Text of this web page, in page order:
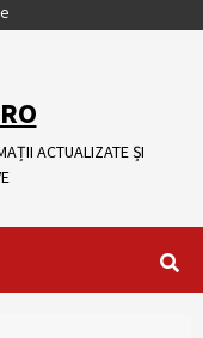
ACTUALIZATE ȘI